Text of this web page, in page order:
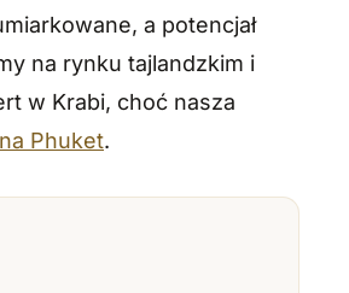
a potencjał
na rynku tajlandzkim i
w Krabi, choć nasza
Phuket.